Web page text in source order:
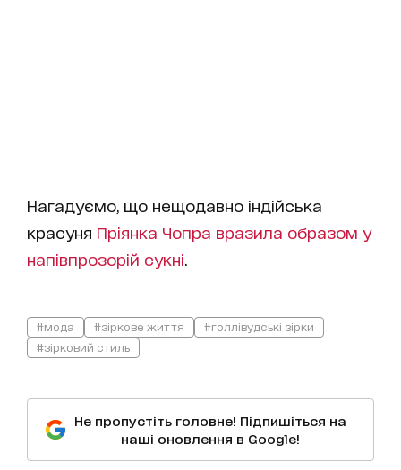
Нагадуємо, що нещодавно індійська
красуня Пріянка Чопра вразила образом у
напівпрозорій сукні
#мода #зіркове життя
#голлівудські зірки
#зірковий стиль
Не пропустіть головне! Підпишіться на
наші оновлення в Google!